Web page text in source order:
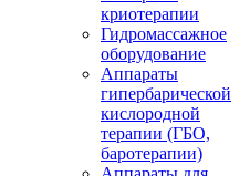
криотерапии
Гидромассажное
оборудование
Аппараты
гипербарической
кислородной
терапии (ГБО,
баротерапии)